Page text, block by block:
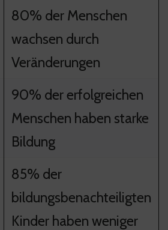
80% der Menschen
wachsen durch
Veränderungen
90% der erfolgreichen
Menschen haben starke
Bildung
85% der
bildungsbenachteiligten
Kinder haben weniger